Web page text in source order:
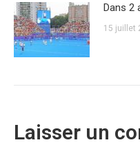
Dans 2
15 juillet
Laisser un